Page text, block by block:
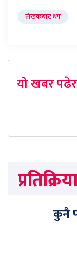
लेखकबाट थप
यो खबर
प्रतिक्रिया
कुनै